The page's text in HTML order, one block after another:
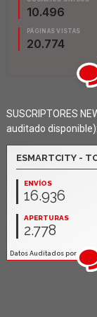
SUSCRIPTORES
auditado disponible):